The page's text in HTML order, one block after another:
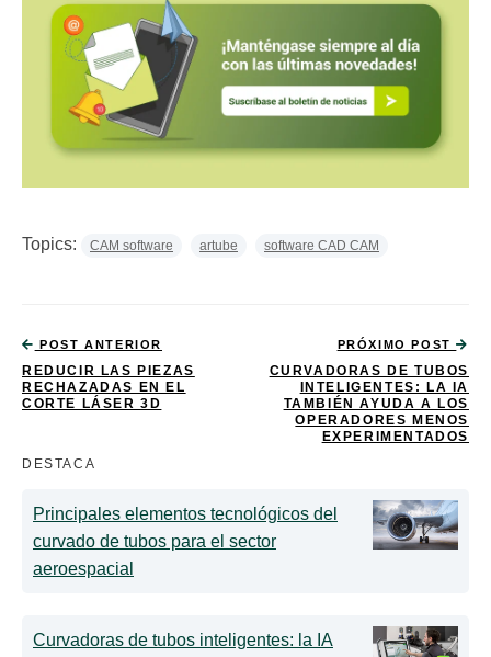
Topics: CAM software artube software CAD CAM
POST ANTERIOR
REDUCIR LAS PIEZAS
RECHAZADAS EN EL
CORTE LÁSER 3D
PRÓXIMO POST
CURVADORAS DE TUBOS
INTELIGENTES: LA IA
TAMBIÉN AYUDA A LOS
OPERADORES MENOS
EXPERIMENTADOS
DESTACA
Principales elementos tecnológicos del
curvado de tubos para el sector
aeroespacial
Curvadoras de tubos inteligentes: la IA